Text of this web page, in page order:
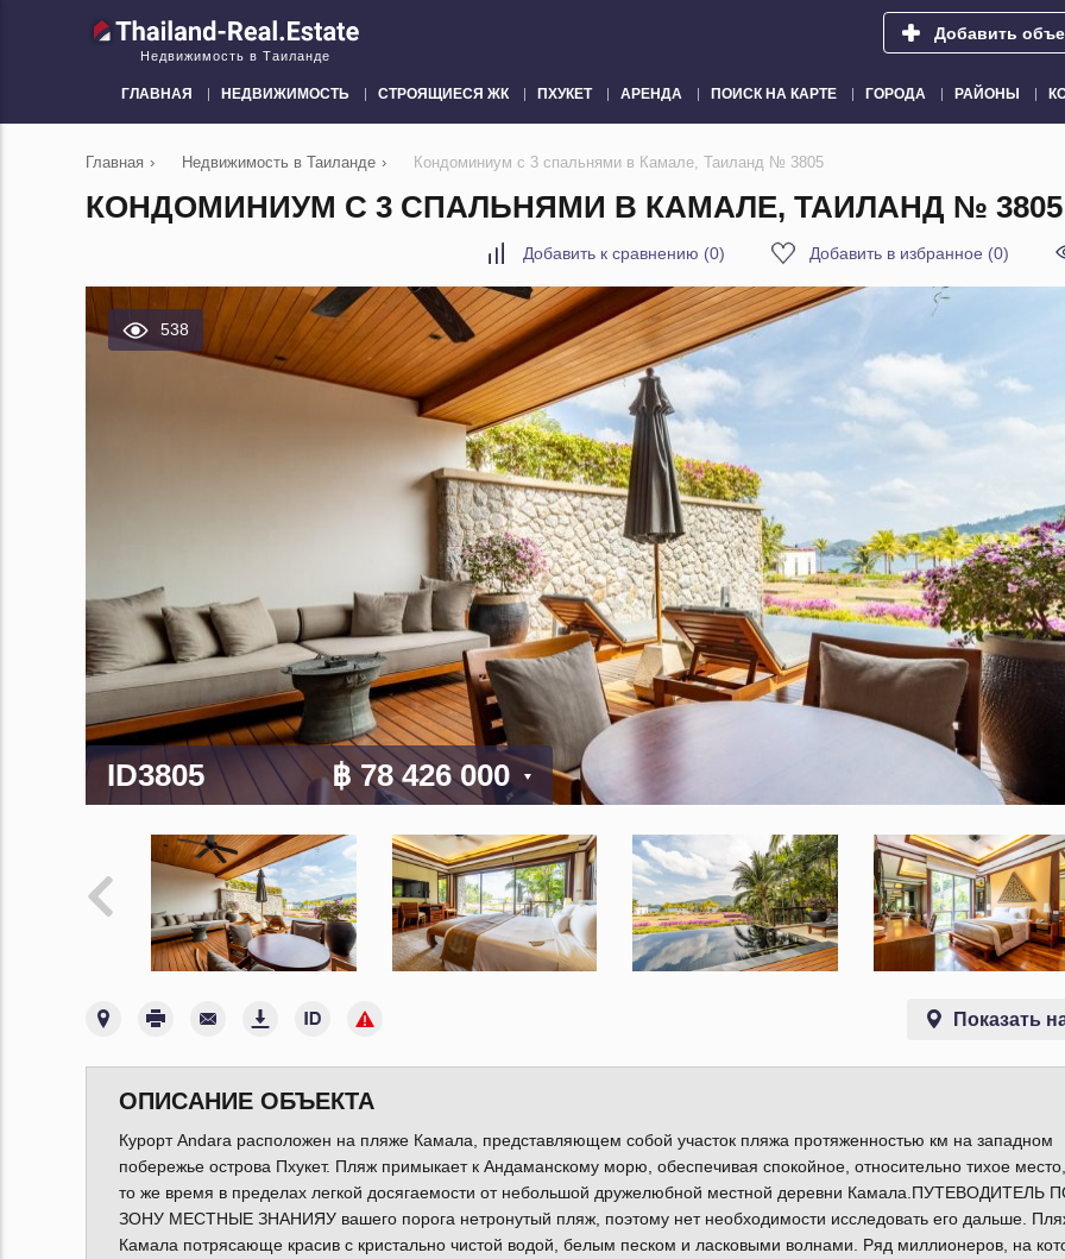
Недвижимость в Таиланде
Добавить
ГЛАВНАЯ НЕДВИЖИМОСТЬ СТРОЯЩИЕСЯ ЖК ПХУКЕТ АРЕНДА ПОИСК НА КАРТЕ ГОРОДА РАЙОНЫ
Главная › Недвижимость в Таиланде › Кондоминиум с 3 спальнями в Камале, Таиланд № 3805
КОНДОМИНИУМ С 3 СПАЛЬНЯМИ В КАМАЛЕ, ТАИЛАНД № 3805
Добавить к сравнению (0) Добавить в избранное (0)
538
ID3805 ฿ 78 426 000
Показать
ОПИСАНИЕ ОБЪЕКТА
Курорт Andara расположен на пляже Камала, представляющем собой участок пляжа протяженностью км на западном
побережье острова Пхукет. Пляж примыкает к Андаманскому морю, обеспечивая спокойное, относительно тихое
то же время в пределах легкой досягаемости от небольшой дружелюбной местной деревни Камала.ПУТЕВОДИТЕЛЬ
ЗОНУ МЕСТНЫЕ ЗНАНИЯУ вашего порога нетронутый пляж, поэтому нет необходимости исследовать его дальше.
Камала потрясающе красив с кристально чистой водой, белым песком и ласковыми волнами. Ряд миллионеров, на